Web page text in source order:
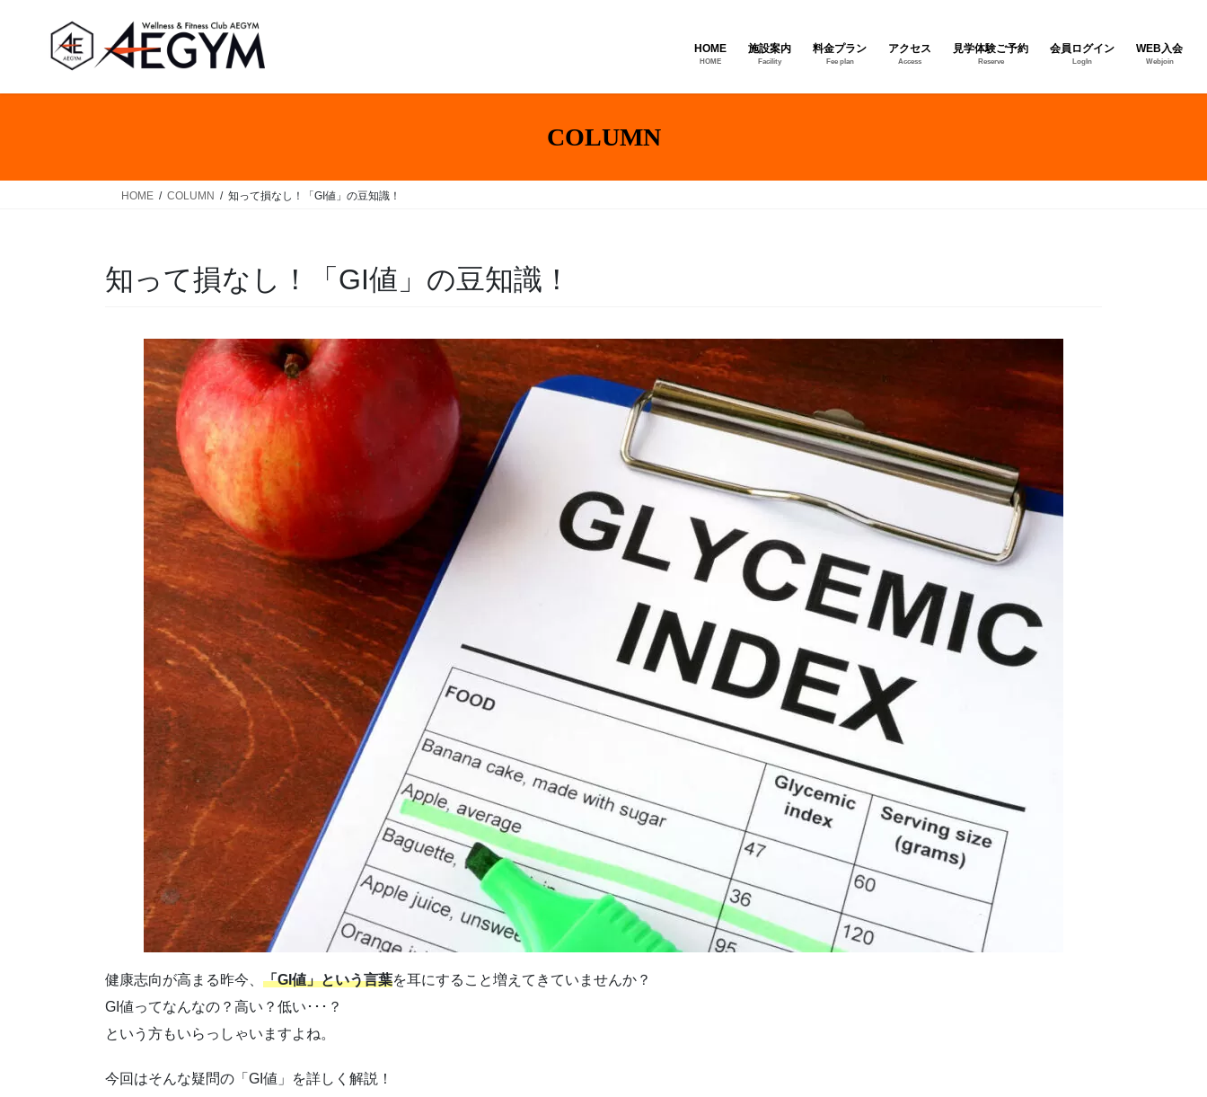
ツ
ッ
シ
移
HOME
HOME
施設案内
Facility
料金プラン
Fee plan
アクセス
Access
見学体験ご予約
Reserve
会員ログイン
LogIn
WEB入会
Webjoin
COLUMN
HOME COLUMN 知って損なし！「GI値」の豆知識！
知って損なし！「GI値」の豆知識！
健康志向が高まる昨今、 「GI値」という言葉を耳にすること増えてきていませんか？
GI値ってなんなの？高い？低い･･･？
という方もいらっしゃいますよね。
今回はそんな疑問の「GI値」を詳しく解説！